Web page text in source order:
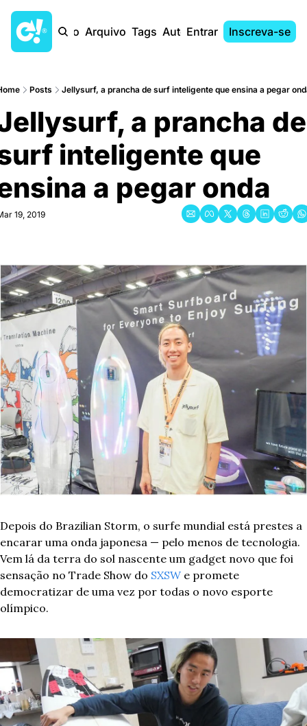
Início Arquivo Tags AutoresEntrar Inscreva-se
Posts Jellysurf, a prancha de surf inteligente que ensina a pegar
a prancha de
inteligente que
a pegar onda
19, 2019
Depois do Brazilian Storm, o surfe mundial está prestes a
encarar uma onda japonesa — pelo menos de tecnologia.
Vem lá da terra do sol nascente um gadget novo que foi
sensação no Trade Show do SXSW e promete
democratizar de uma vez por todas o novo esporte
olímpico.